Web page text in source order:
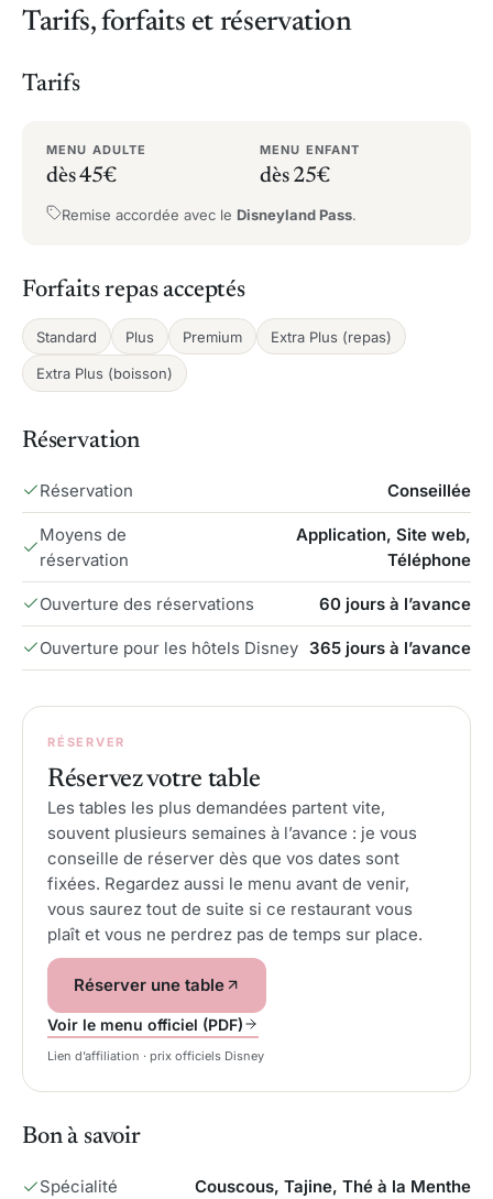
Tarifs, forfaits et réservation
Tarifs
MENU ADULTE
dès 45€
MENU ENFANT
dès 25€
Remise accordée avec le Disneyland Pass.
Forfaits repas acceptés
Standard Plus Premium Extra Plus (repas)
Extra Plus (boisson)
Réservation
Réservation Conseillée
Moyens de
réservation
Application, Site web,
Téléphone
Ouverture des réservations 60 jours à l’avance
Ouverture pour les hôtels Disney 365 jours à l’avance
RÉSERVER
Réservez votre table
Les tables les plus demandées partent vite,
souvent plusieurs semaines à l’avance : je vous
conseille de réserver dès que vos dates sont
fixées. Regardez aussi le menu avant de venir,
vous saurez tout de suite si ce restaurant vous
plaît et vous ne perdrez pas de temps sur place.
Réserver une table
Voir le menu officiel (PDF)
Lien d’affiliation · prix officiels Disney
Bon à savoir
Spécialité Couscous, Tajine, Thé à la Menthe